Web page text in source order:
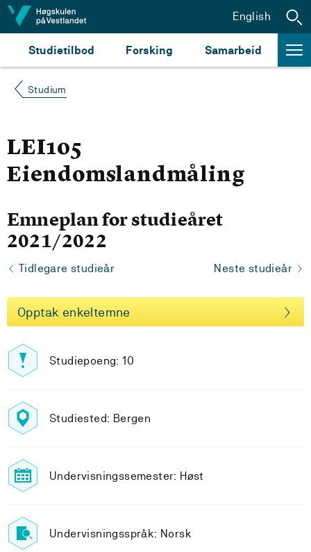
Hopp til innhald
Studietilbod Forsking Samarbeid
English
Studium
LEI105
Eiendomslandmåling
Emneplan for studieåret
2021/2022
Tidlegare studieår Neste studieår
Opptak enkeltemne
Studiepoeng: 10
Studiested: Bergen
Undervisningssemester: Høst
Undervisningsspråk: Norsk